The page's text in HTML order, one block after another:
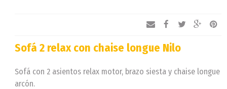
Sofá 2 relax con chaise longue Nilo
Sofá con 2 asientos relax motor, brazo siesta y chaise longue
arcón.